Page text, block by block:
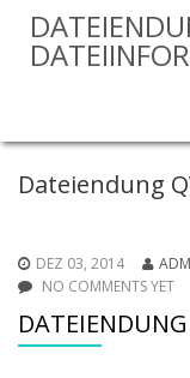
Dateiendung
DEZ 03, 2014
NO COMMENTS YET